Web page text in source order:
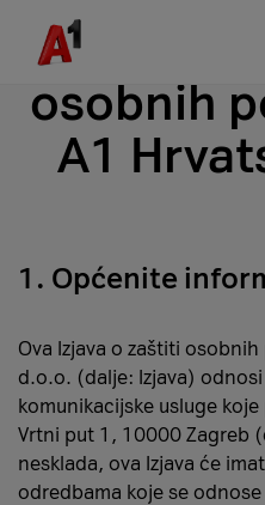
Skip to Main Content
osobnih
A1
1. Općenite
Ova Izjava o zaštiti
d.o.o. (dalje: Izjava)
komunikacijske usluge
Vrtni put 1, 10000 Zagreb
nesklada, ova Izjava će
odredbama koje se